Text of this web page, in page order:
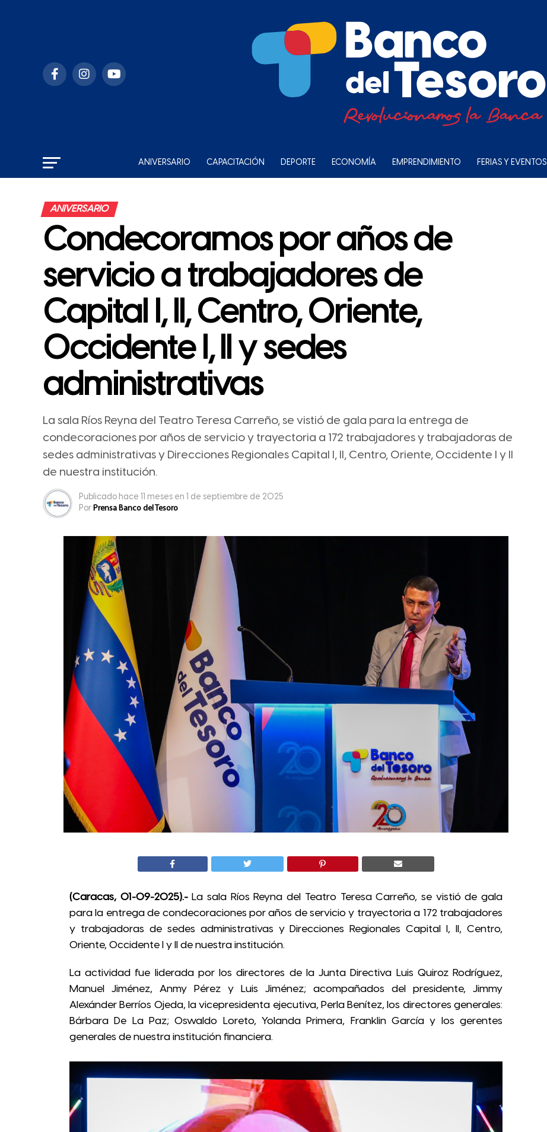
ANIVERSARIO CAPACITACIÓN DEPORTE ECONOMÍA EMPRENDIMIENTO FERIAS Y EVENTOS
ANIVERSARIO
Condecoramos por años de
servicio a trabajadores de
Capital I, II, Centro, Oriente,
Occidente I, II y sedes
administrativas
La sala Ríos Reyna del Teatro Teresa Carreño, se vistió de gala para la entrega de
condecoraciones por años de servicio y trayectoria a 172 trabajadores y trabajadoras de
sedes administrativas y Direcciones Regionales Capital I, II, Centro, Oriente, Occidente I y II
de nuestra institución.
Publicado hace 11 meses en 1 de septiembre de 2025
Por Prensa Banco del Tesoro
(Caracas, 01-09-2025).-La sala Ríos Reyna del Teatro Teresa Carreño, se vistió de gala
para la entrega de condecoraciones por años de servicio y trayectoria a 172 trabajadores
y trabajadoras de sedes administrativas y Direcciones Regionales Capital I, II, Centro,
Oriente, Occidente I y II de nuestra institución.
La actividad fue liderada por los directores de la Junta Directiva Luis Quiroz Rodríguez,
Manuel Jiménez, Anmy Pérez y Luis Jiménez; acompañados del presidente, Jimmy
Alexánder Berríos Ojeda, la vicepresidenta ejecutiva, Perla Benítez, los directores generales:
Bárbara De La Paz; Oswaldo Loreto, Yolanda Primera, Franklin García y los gerentes
generales de nuestra institución financiera.